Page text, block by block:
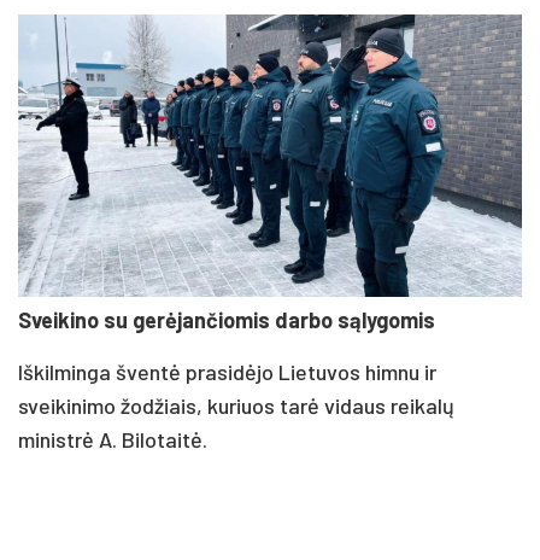
Sveikino su gerėjančiomis darbo sąlygomis
Iškilminga šventė prasidėjo Lietuvos himnu ir
sveikinimo žodžiais, kuriuos tarė vidaus reikalų
ministrė A. Bilotaitė.